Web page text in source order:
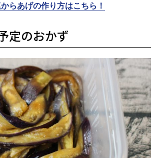
らあげの作り方はこちら！
定のおかず